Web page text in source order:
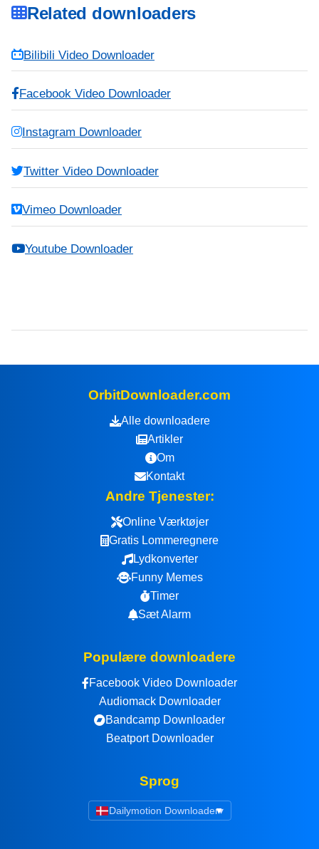
Related downloaders
Bilibili Video Downloader
Facebook Video Downloader
Instagram Downloader
Twitter Video Downloader
Vimeo Downloader
Youtube Downloader
OrbitDownloader.com
Alle downloadere
Artikler
Om
Kontakt
Andre Tjenester:
Online Værktøjer
Gratis Lommeregnere
Lydkonverter
Funny Memes
Timer
Sæt Alarm
Populære downloadere
Facebook Video Downloader
Audiomack Downloader
Bandcamp Downloader
Beatport Downloader
Sprog
Dailymotion Downloader▾